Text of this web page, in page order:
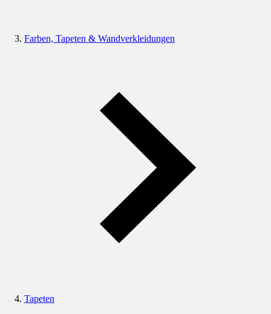
Farben, Tapeten & Wandverkleidungen
Tapeten